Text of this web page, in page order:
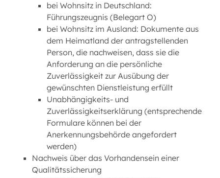
bei Wohnsitz in Deutschland:
Führungszeugnis (Belegart O)
bei Wohnsitz im Ausland: Dokumente aus
dem Heimatland der antragstellenden
Person, die nachweisen, dass sie die
Anforderung an die persönliche
Zuverlässigkeit zur Ausübung der
gewünschten Dienstleistung erfüllt
Unabhängigkeits- und
Zuverlässigkeitserklärung (entsprechende
Formulare können bei der
Anerkennungsbehörde angefordert
werden)
Nachweis über das Vorhandensein einer
Qualitätssicherung